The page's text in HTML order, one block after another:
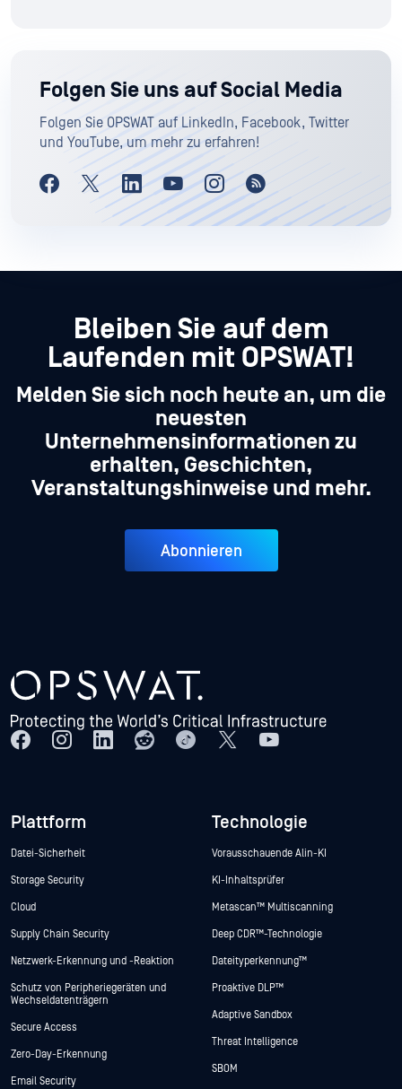
Folgen Sie uns auf Social Media
Folgen Sie OPSWAT auf LinkedIn, Facebook, Twitter
und YouTube, um mehr zu erfahren!
Bleiben Sie auf dem
Laufenden mit OPSWAT!
Melden Sie sich noch heute an, um die
neuesten
Unternehmensinformationen zu
erhalten, Geschichten,
Veranstaltungshinweise und mehr.
Abonnieren
Plattform
Datei-Sicherheit
Storage Security
Cloud
Supply Chain Security
Netzwerk-Erkennung und -Reaktion
Schutz von Peripheriegeräten und
Wechseldatenträgern
Secure Access
Zero-Day-Erkennung
Email Security
Technologie
Vorausschauende Alin-KI
KI-Inhaltsprüfer
Metascan™ Multiscanning
Deep CDR™-Technologie
Dateityperkennung™
Proaktive DLP™
Adaptive Sandbox
Threat Intelligence
SBOM